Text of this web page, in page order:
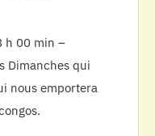
h 00 min –
Dimanches qui
nous emportera